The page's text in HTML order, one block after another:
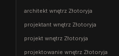
architekt wnętrz Złotoryja
projektant wnętrz Złotoryja
projekt wnętrz Złotoryja
projektowanie wnętrz Złotoryja